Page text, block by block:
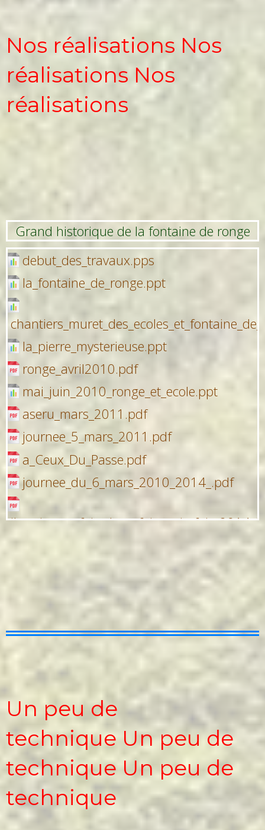
Nos réalisations Nos
réalisations Nos
réalisations
Grand historique de la fontaine de ronge
debut_des_travaux.pps
la_fontaine_de_ronge.ppt
la_pierre_mysterieuse.ppt
ronge_avril2010.pdf
mai_juin_2010_ronge_et_ecole.ppt
aseru_mars_2011.pdf
journee_5_mars_2011.pdf
a_Ceux_Du_Passe.pdf
journee_du_6_mars_2010_2014_.pdf
cm_080301_info_circulairefev2008.doc
cm_061108_ag2006_rapportactivite.doc
cm_080521_info_circulairemai2008.doc
iletaitunefoisdeuxfoistroisfois2014_2.pdf
Un peu de
technique Un peu de
technique Un peu de
technique